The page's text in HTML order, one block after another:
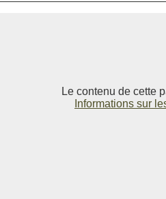
Le contenu de cette
Informations sur